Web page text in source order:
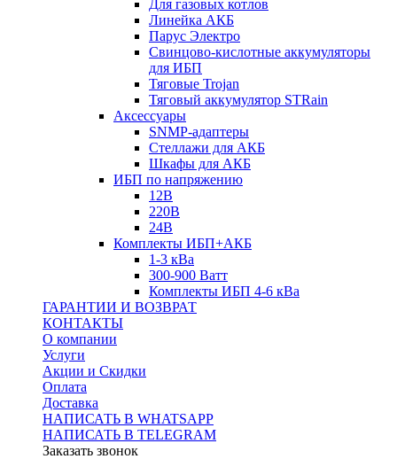
Для газовых котлов
Линейка АКБ
Парус Электро
Свинцово-кислотные аккумуляторы
для ИБП
Тяговые Trojan
Тяговый аккумулятор STRain
Аксессуары
SNMP-адаптеры
Стеллажи для АКБ
Шкафы для АКБ
ИБП по напряжению
12В
220В
24В
Комплекты ИБП+АКБ
1-3 кВа
300-900 Ватт
Комплекты ИБП 4-6 кВа
ГАРАНТИИ И ВОЗВРАТ
КОНТАКТЫ
О компании
Услуги
Акции и Скидки
Оплата
Доставка
НАПИСАТЬ В WHATSAPP
НАПИСАТЬ В TELEGRAM
Заказать звонок